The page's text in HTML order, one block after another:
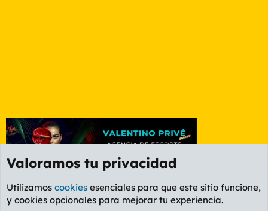
Etiquetas
Valoramos tu privacidad
Utilizamos cookies esenciales para que este sitio funcione,
y cookies opcionales para mejorar tu experiencia.